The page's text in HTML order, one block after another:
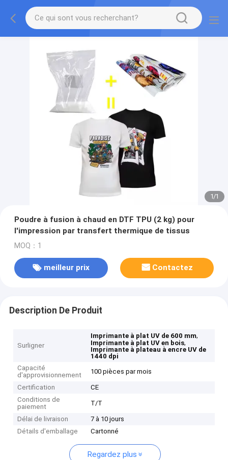
1/1
Poudre à fusion à chaud en DTF TPU (2 kg) pour
l'impression par transfert thermique de tissus
MOQ：1
meilleur prix Contactez
Description De Produit
Surligner
Imprimante à plat UV de 600 mm,
Imprimante à plat UV en bois,
Imprimante à plateau à encre UV de
1440 dpi
Capacité
d'approvisionnement
100 pièces par mois
Certification
CE
Conditions de
paiement
T/T
Délai de livraison
7 à 10 jours
Détails d'emballage
Cartonné
Regardez plus